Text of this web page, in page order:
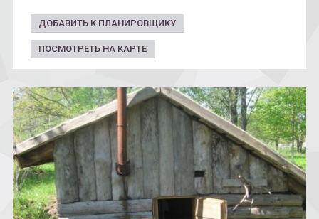
ДОБАВИТЬ К ПЛАНИРОВЩИКУ
ПОСМОТРЕТЬ НА КАРТЕ